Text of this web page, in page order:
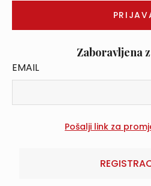
Zaboravljena
EMAIL